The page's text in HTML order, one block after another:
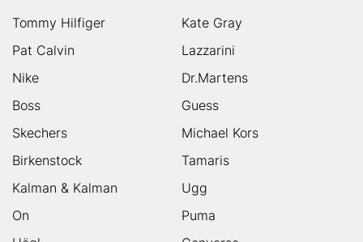
Tommy Hilfiger
Kate Gray
Pat Calvin
Lazzarini
Nike
Dr.Martens
Boss
Guess
Skechers
Michael Kors
Birkenstock
Tamaris
Kalman & Kalman
Ugg
On
Puma